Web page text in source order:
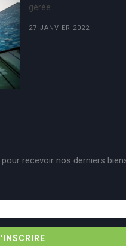
gérée
27 JANVIER 2022
recevoir nos derniers